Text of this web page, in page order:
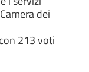
dei
213 voti